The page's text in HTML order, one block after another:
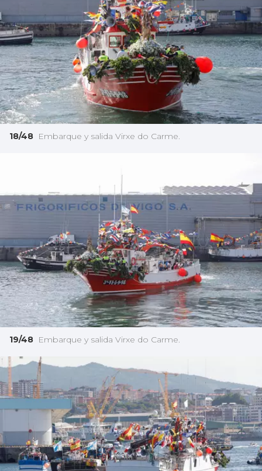
18/48 Embarque y salida Virxe do Carme.
19/48 Embarque y salida Virxe do Carme.